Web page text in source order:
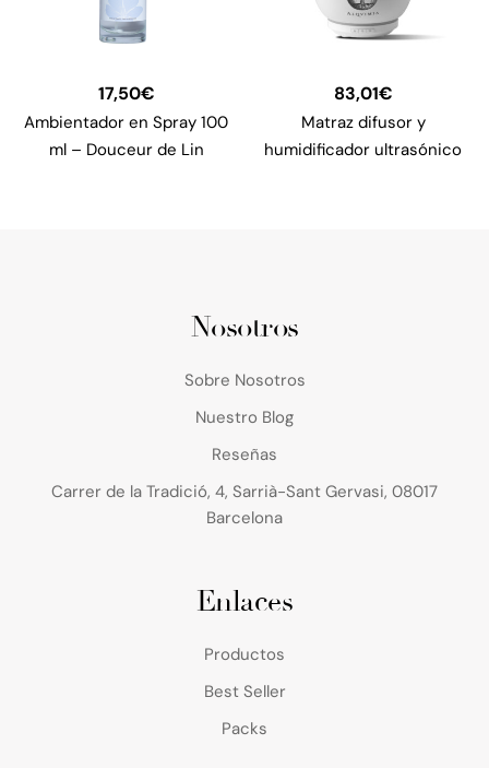
17,50€
Ambientador en Spray 100
ml – Douceur de Lin
83,01€
Matraz difusor y
humidificador ultrasónico
Nosotros
Sobre Nosotros
Nuestro Blog
Reseñas
Carrer de la Tradició, 4, Sarrià-Sant Gervasi, 08017
Barcelona
Enlaces
Productos
Best Seller
Packs